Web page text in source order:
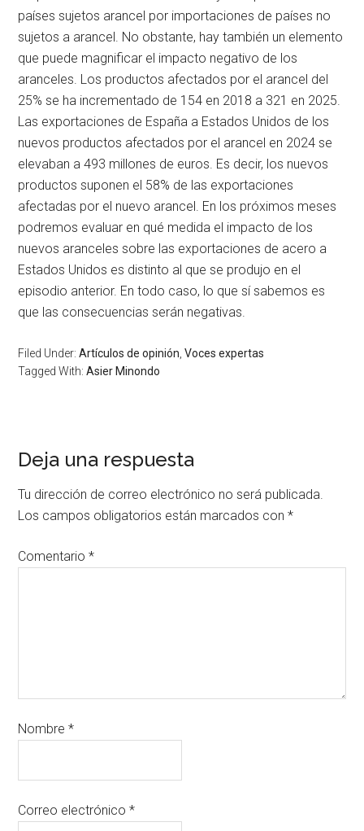
países sujetos arancel por importaciones de países no
sujetos a arancel. No obstante, hay también un elemento
que puede magnificar el impacto negativo de los
aranceles. Los productos afectados por el arancel del
25% se ha incrementado de 154 en 2018 a 321 en 2025.
Las exportaciones de España a Estados Unidos de los
nuevos productos afectados por el arancel en 2024 se
elevaban a 493 millones de euros. Es decir, los nuevos
productos suponen el 58% de las exportaciones
afectadas por el nuevo arancel. En los próximos meses
podremos evaluar en qué medida el impacto de los
nuevos aranceles sobre las exportaciones de acero a
Estados Unidos es distinto al que se produjo en el
episodio anterior. En todo caso, lo que sí sabemos es
que las consecuencias serán negativas.
Filed Under:Artículos de opinión ,Voces expertas
Tagged With:Asier Minondo
Deja una respuesta
Tu dirección de correo electrónico no será publicada.
Los campos obligatorios están marcados con*
Comentario*
Nombre*
Correo electrónico*